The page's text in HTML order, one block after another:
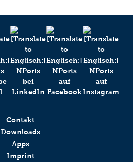
Contakt
Downloads
Apps
Imprint